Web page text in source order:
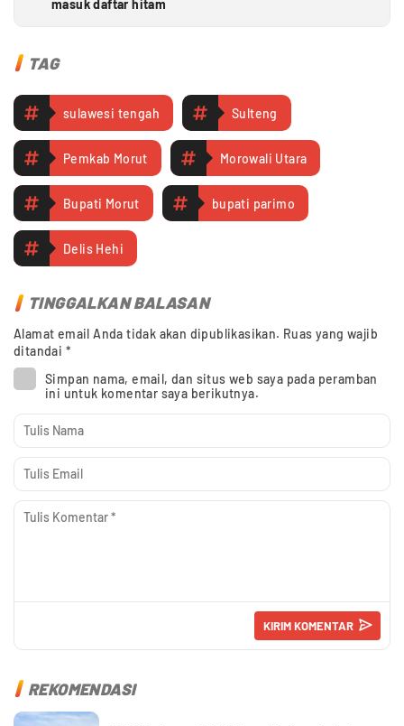
masuk daftar hitam
TAG
sulawesi tengah Sulteng
Pemkab Morut Morowali Utara
Bupati Morut bupati parimo
Delis Hehi
TINGGALKAN BALASAN
Alamat email Anda tidak akan dipublikasikan. Ruas yang wajib
ditandai *
Simpan nama, email, dan situs web saya pada peramban
ini untuk komentar saya berikutnya.
REKOMENDASI